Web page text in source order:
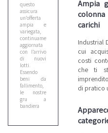
questo
assicura
un’offerta
ampia e
variegata,
continuamente
aggiornata
con l’arrivo
di nuovi
lotti.
Essendo
beni da
fallimento,
le nostre
gru a
bandiera
decisamente
Ampia
carichi
Industrial
cui
costi
che ti
di pratico